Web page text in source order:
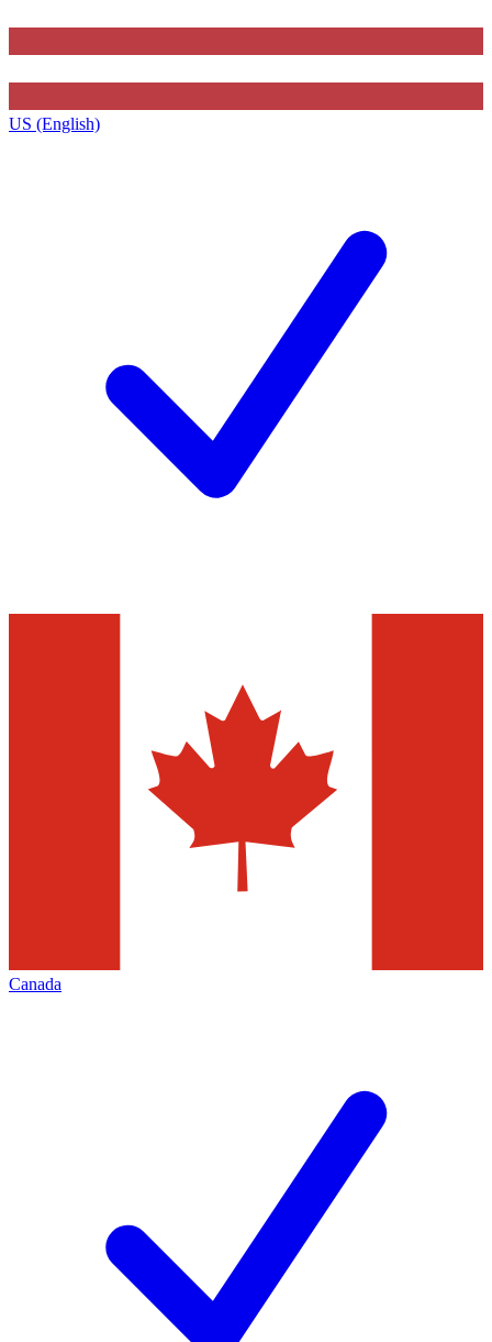
US (English)
Canada